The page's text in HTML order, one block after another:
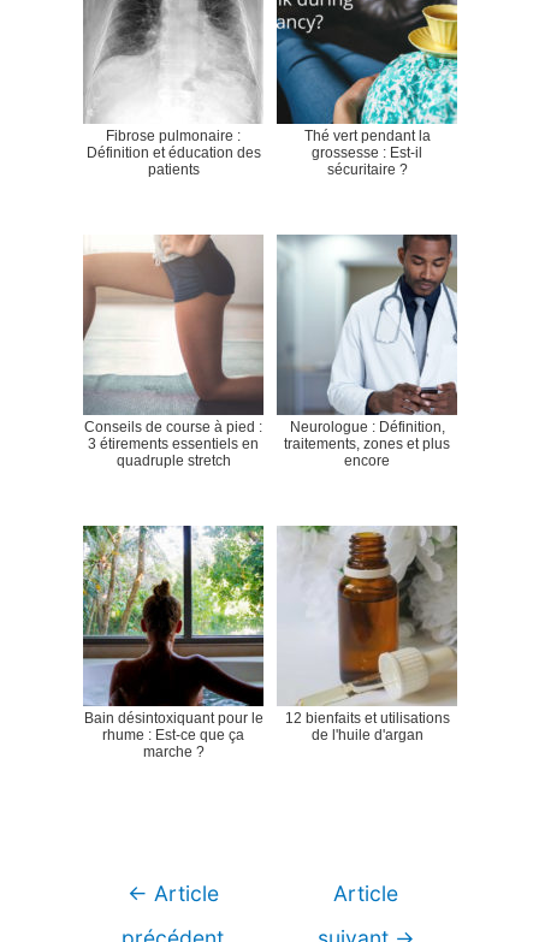
Fibrose pulmonaire :
Définition et éducation des
patients
Thé vert pendant la
grossesse : Est-il
sécuritaire ?
Conseils de course à pied :
3 étirements essentiels en
quadruple stretch
Neurologue : Définition,
traitements, zones et plus
encore
Bain désintoxiquant pour le
rhume : Est-ce que ça
marche ?
12 bienfaits et utilisations
de l'huile d'argan
Navigation
← Article
Article